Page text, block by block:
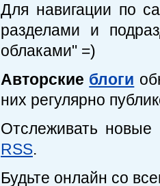
Для навигации по
разделами и
облаками" =)
Авторские блоги
них регулярно
Отслеживать
RSS.
Будьте онлайн со